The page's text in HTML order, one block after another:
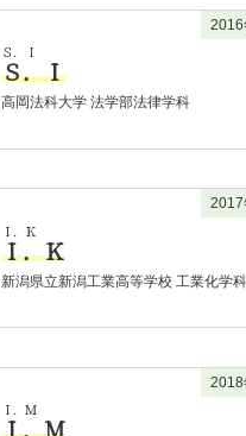
Ｓ．Ｉ
Ｓ．Ｉ
高岡法科大学 法学部法律学科
2016
Ｉ．Ｋ
Ｉ．Ｋ
新潟県立新潟工業高等学校 工業化学科
2017
Ｉ．Ｍ
Ｉ．Ｍ
2018